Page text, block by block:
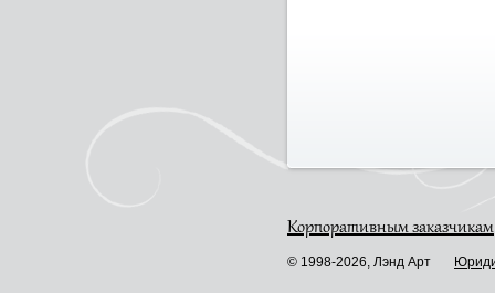
Корпоративным заказчикам
© 1998-2026, Лэнд Арт